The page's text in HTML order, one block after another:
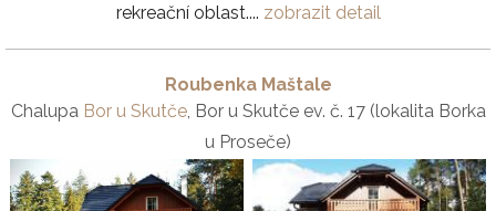
rekreační oblast.... zobrazit detail
Roubenka Maštale
Chalupa Bor u Skutče, Bor u Skutče ev. č. 17 (lokalita Borka
u Proseče)